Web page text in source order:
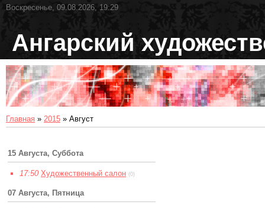
Воскресенье, 09.08.2026, 19:29
Ангарский
Главная » 2015 » Август
15 Августа, Суббота
17:50 Художественный салон (0)
07 Августа, Пятница